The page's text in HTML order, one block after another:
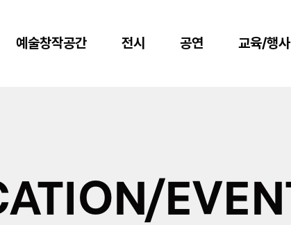
예술창작공간 전시 공연 교육/행사
EVENT